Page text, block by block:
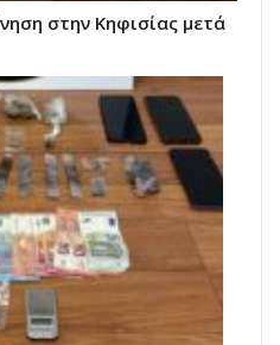
στην Κηφισίας μετά